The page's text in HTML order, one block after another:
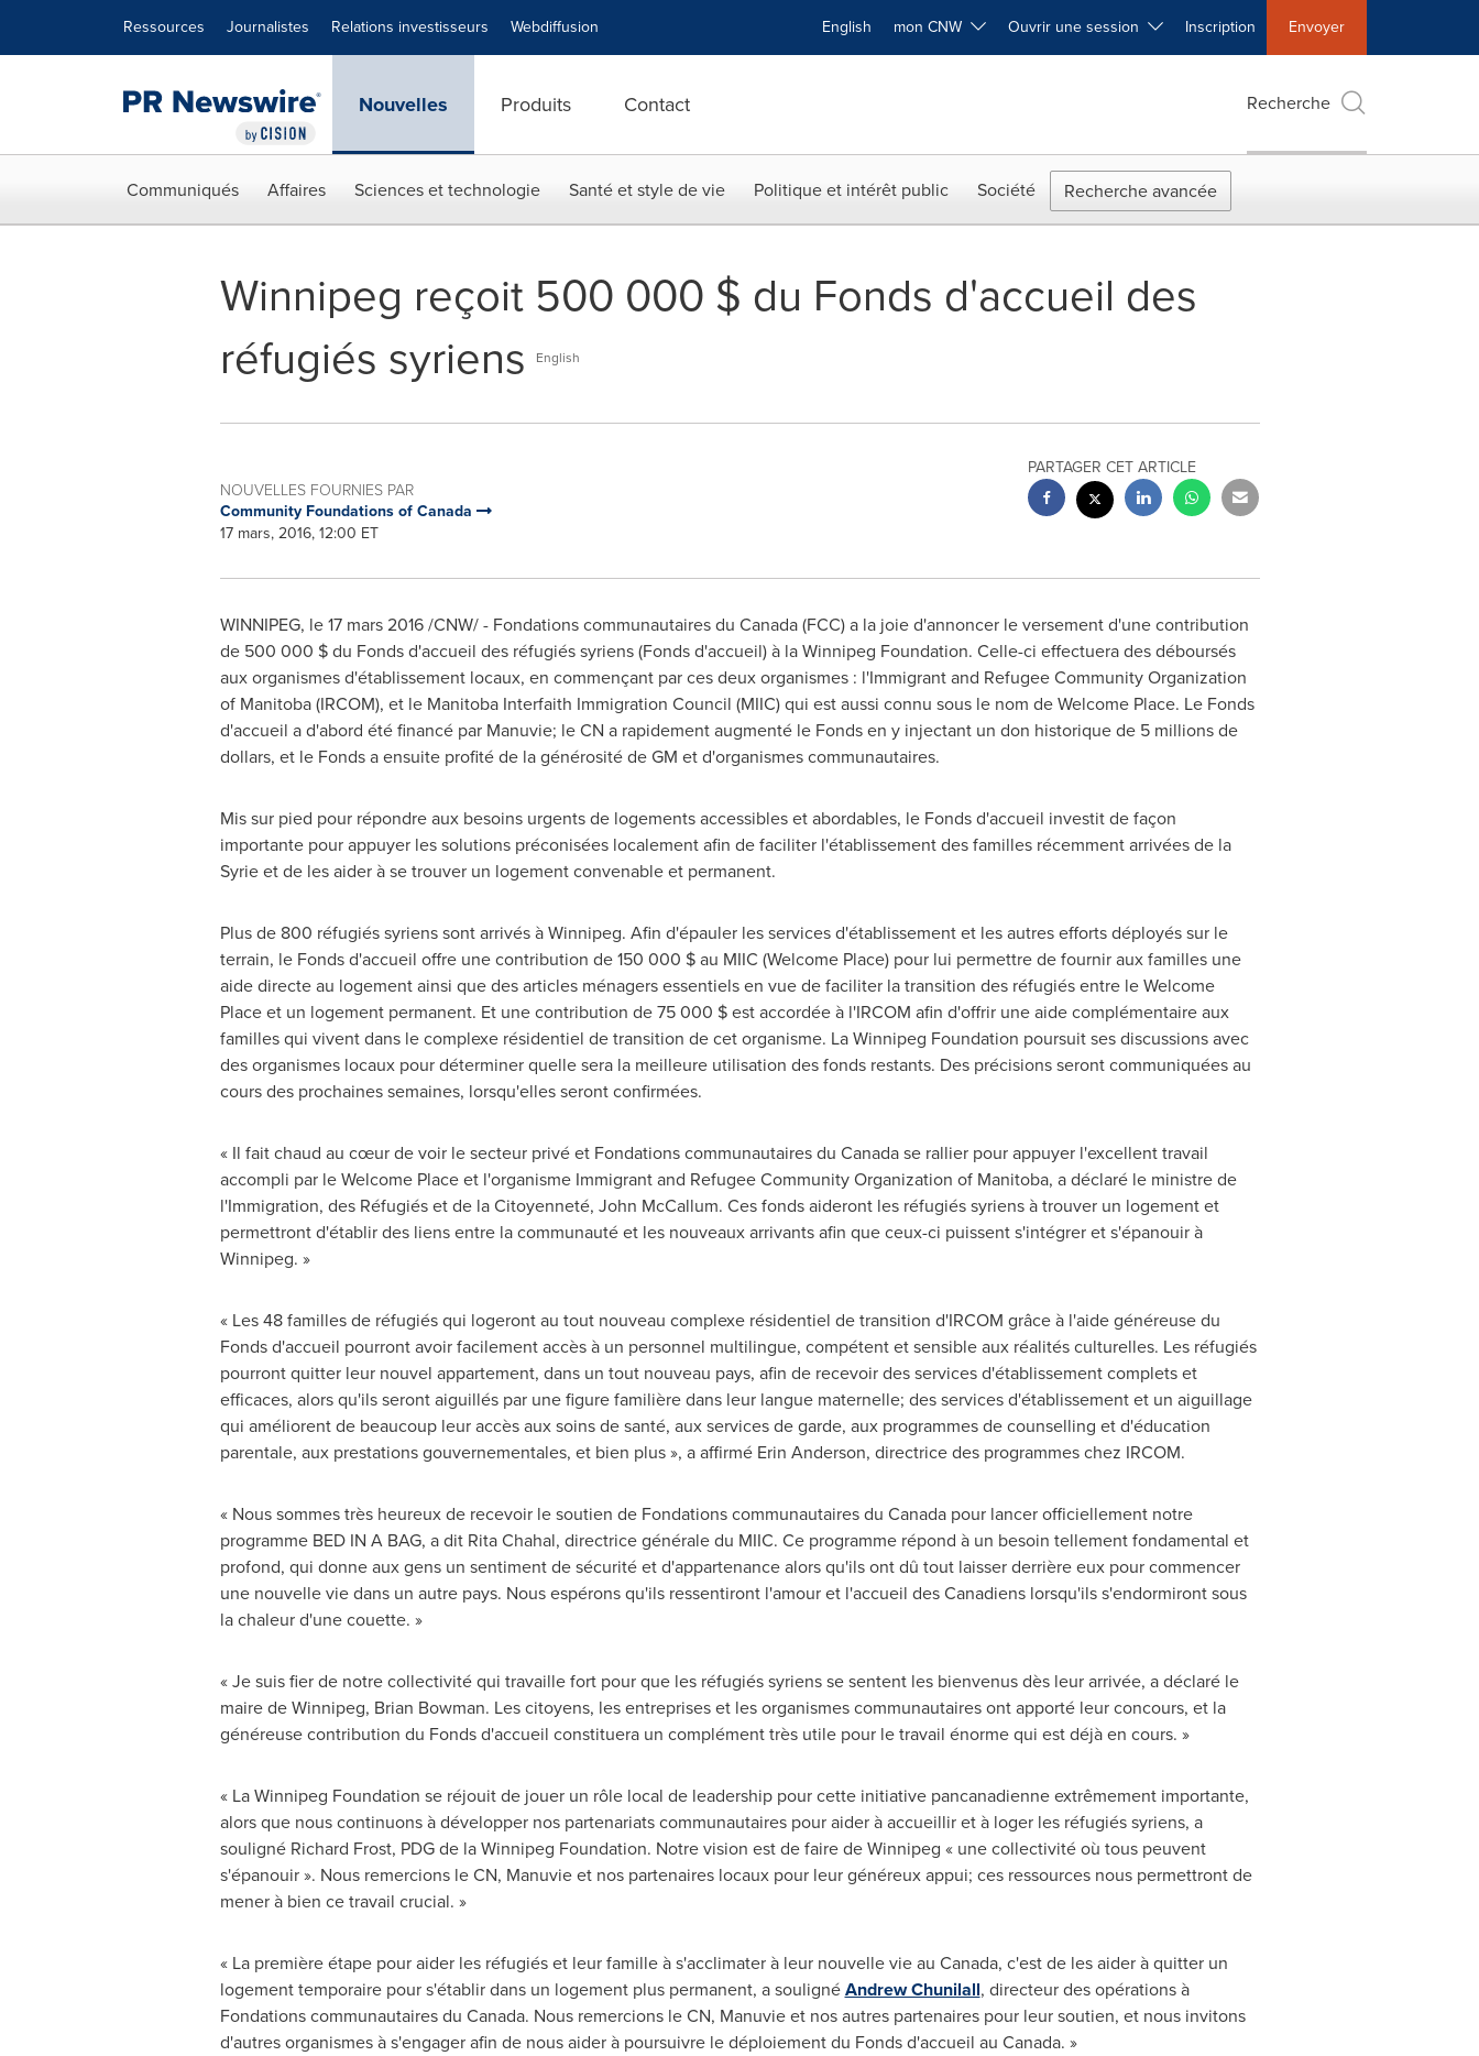
Ressources Journalistes Relations investisseurs Webdiffusion English mon CNW Ouvrir une session Inscription Envoyer
Nouvelles Produits Contact Recherche
Communiqués Affaires Sciences et technologie Santé et style de vie Politique et intérêt public Société Recherche avancée
Winnipeg reçoit 500 000 $ du Fonds d'accueil des
réfugiés syriens
English
NOUVELLES FOURNIES PAR
Community Foundations of Canada
17 mars, 2016, 12:00 ET
PARTAGER CET ARTICLE
WINNIPEG, le 17 mars 2016 /CNW/ - Fondations communautaires du Canada(FCC) a la joie d'annoncer le versement d'une contribution
de 500 000 $ du Fonds d'accueil des réfugiés syriens (Fonds d'accueil) à la Winnipeg Foundation. Celle-ci effectuera des déboursés
aux organismes d'établissement locaux, en commençant par ces deux organismes : l'Immigrant and Refugee Community Organization
of Manitoba(IRCOM), et le Manitoba Interfaith Immigration Council (MIIC) qui est aussi connu sous le nom de Welcome Place. Le Fonds
d'accueil a d'abord été financé par Manuvie; le CN a rapidement augmenté le Fonds en y injectant un don historique de 5 millions de
dollars, et le Fonds a ensuite profité de la générosité de GM et d'organismes communautaires.
Mis sur pied pour répondre aux besoins urgents de logements accessibles et abordables, le Fonds d'accueil investit de façon
importante pour appuyer les solutions préconisées localement afin de faciliter l'établissement des familles récemment arrivées de la
Syrie et de les aider à se trouver un logement convenable et permanent.
Plus de 800 réfugiés syriens sont arrivés àWinnipeg. Afin d'épauler les services d'établissement et les autres efforts déployés sur le
terrain, le Fonds d'accueil offre une contribution de 150 000 $ au MIIC (Welcome Place) pour lui permettre de fournir aux familles une
aide directe au logement ainsi que des articles ménagers essentiels en vue de faciliter la transition des réfugiés entre le Welcome
Place et un logement permanent. Et une contribution de 75000 $ estaccordée à l'IRCOM afin d'offrir une aide complémentaire aux
familles qui vivent dans le complexe résidentiel de transition de cet organisme. La Winnipeg Foundation poursuit ses discussions avec
des organismes locaux pour déterminer quelle sera la meilleure utilisation des fonds restants. Des précisions seront communiquées au
cours des prochaines semaines, lorsqu'elles seront confirmées.
« Il fait chaud au cœur de voir le secteur privé et Fondations communautaires du Canadase rallier pour appuyer l'excellent travail
accompli par le Welcome Place et l'organisme Immigrant and Refugee Community Organization of Manitoba, a déclaré le ministre de
l'Immigration, des Réfugiés et de la Citoyenneté, John McCallum. Ces fonds aideront les réfugiés syriens à trouver un logement et
permettront d'établir des liens entre la communauté et les nouveaux arrivants afin que ceux-ci puissent s'intégrer et s'épanouir à
Winnipeg. »
« Les 48 familles de réfugiés qui logeront au tout nouveau complexe résidentiel de transition d'IRCOM grâce à l'aide généreuse du
Fonds d'accueil pourront avoir facilement accès à un personnel multilingue, compétent et sensible aux réalités culturelles. Les réfugiés
pourront quitter leur nouvel appartement, dans un tout nouveau pays, afin de recevoir des services d'établissement complets et
efficaces, alors qu'ils seront aiguillés par une figure familière dans leur langue maternelle; des services d'établissement et un aiguillage
qui améliorent de beaucoup leur accès aux soins de santé, aux services de garde, aux programmes de counselling et d'éducation
parentale, aux prestations gouvernementales, et bien plus », a affirmé Erin Anderson, directrice des programmes chez IRCOM.
« Nous sommes très heureux de recevoir le soutien de Fondations communautaires du Canadapour lancer officiellement notre
programme BED IN A BAG, a dit Rita Chahal, directrice générale du MIIC. Ce programme répond à un besoin tellement fondamental et
profond, qui donne aux gens un sentiment de sécurité et d'appartenance alors qu'ils ont dû tout laisser derrière eux pour commencer
une nouvelle vie dans un autre pays. Nous espérons qu'ils ressentiront l'amour et l'accueil des Canadiens lorsqu'ils s'endormiront sous
la chaleur d'une couette. »
« Je suis fier de notre collectivité qui travaille fort pour que les réfugiés syriens se sentent les bienvenus dès leur arrivée, a déclaré le
maire deWinnipeg, Brian Bowman. Les citoyens, les entreprises et les organismes communautaires ont apporté leur concours, et la
généreuse contribution du Fonds d'accueil constituera un complément très utile pour le travail énorme qui est déjà en cours. »
« La Winnipeg Foundation se réjouit de jouer un rôle local de leadership pour cette initiative pancanadienne extrêmement importante,
alors que nous continuons à développer nos partenariats communautaires pour aider à accueillir et à loger les réfugiés syriens, a
souligné Richard Frost, PDG de la Winnipeg Foundation. Notre vision est de faire deWinnipeg « une collectivité où tous peuvent
s'épanouir ». Nous remercions le CN, Manuvie et nos partenaires locaux pour leur généreux appui; ces ressources nous permettront de
mener à bien ce travail crucial. »
« La première étape pour aider les réfugiés et leur famille à s'acclimater à leur nouvelle vie au Canada, c'est de les aider à quitter un
logement temporaire pour s'établir dans un logement plus permanent, a soulignéAndrew Chunilall, directeur des opérations à
Fondations communautaires du Canada. Nous remercions le CN, Manuvie et nos autres partenaires pour leur soutien, et nous invitons
d'autres organismes à s'engager afin de nous aider à poursuivre le déploiement du Fonds d'accueil au Canada. »